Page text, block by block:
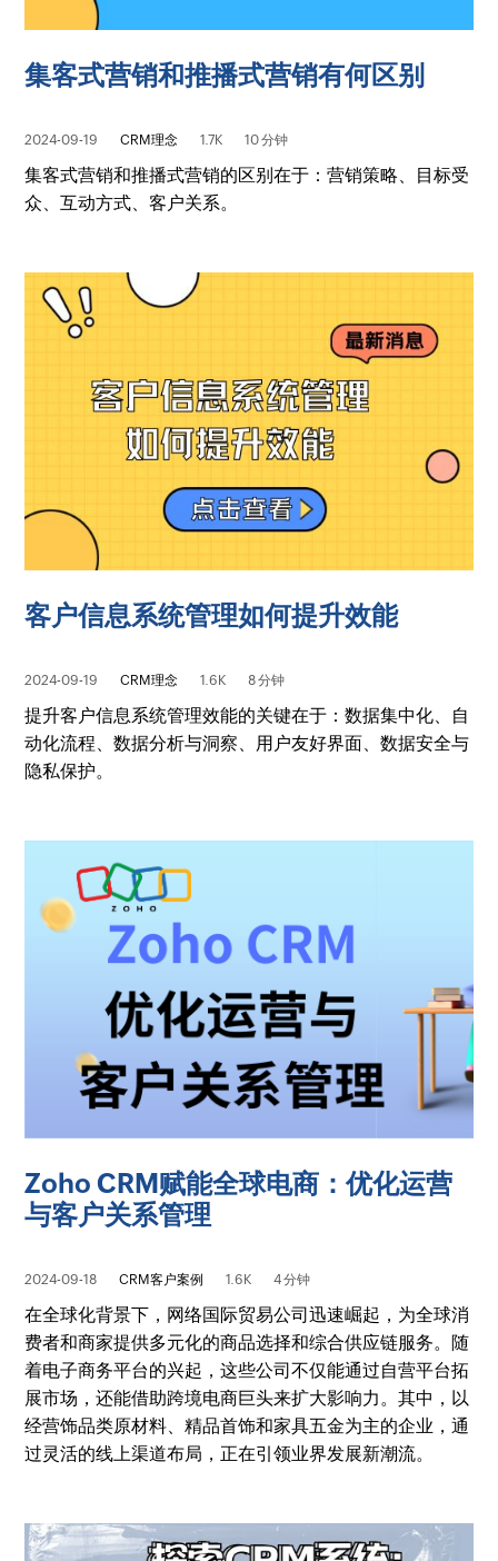
集客式营销和推播式营销有何区别
2024-09-19 CRM理念 1.7K 10 分钟
集客式营销和推播式营销的区别在于：营销策略、目标受
众、互动方式、客户关系。
客户信息系统管理如何提升效能
2024-09-19 CRM理念 1.6K 8 分钟
提升客户信息系统管理效能的关键在于：数据集中化、自
动化流程、数据分析与洞察、用户友好界面、数据安全与
隐私保护。
Zoho CRM赋能全球电商：优化运营
与客户关系管理
2024-09-18 CRM客户案例 1.6K 4 分钟
在全球化背景下，网络国际贸易公司迅速崛起，为全球消
费者和商家提供多元化的商品选择和综合供应链服务。随
着电子商务平台的兴起，这些公司不仅能通过自营平台拓
展市场，还能借助跨境电商巨头来扩大影响力。其中，以
经营饰品类原材料、精品首饰和家具五金为主的企业，通
过灵活的线上渠道布局，正在引领业界发展新潮流。